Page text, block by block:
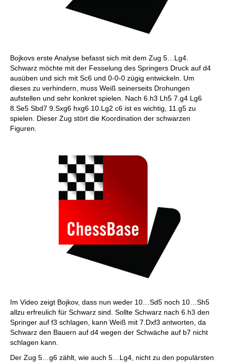
Bojkovs erste Analyse befasst sich mit dem Zug 5…Lg4.
Schwarz möchte mit der Fesselung des Springers Druck auf d4
ausüben und sich mit Sc6 und 0-0-0 zügig entwickeln. Um
dieses zu verhindern, muss Weiß seinerseits Drohungen
aufstellen und sehr konkret spielen. Nach 6.h3 Lh5 7.g4 Lg6
8.Se5 Sbd7 9.Sxg6 hxg6 10.Lg2 c6 ist es wichtig, 11.g5 zu
spielen. Dieser Zug stört die Koordination der schwarzen
Figuren.
Im Video zeigt Bojkov, dass nun weder 10…Sd5 noch 10…Sh5
allzu erfreulich für Schwarz sind. Sollte Schwarz nach 6.h3 den
Springer auf f3 schlagen, kann Weiß mit 7.Dxf3 antworten, da
Schwarz den Bauern auf d4 wegen der Schwäche auf b7 nicht
schlagen kann.
Der Zug 5…g6 zählt, wie auch 5…Lg4, nicht zu den populärsten